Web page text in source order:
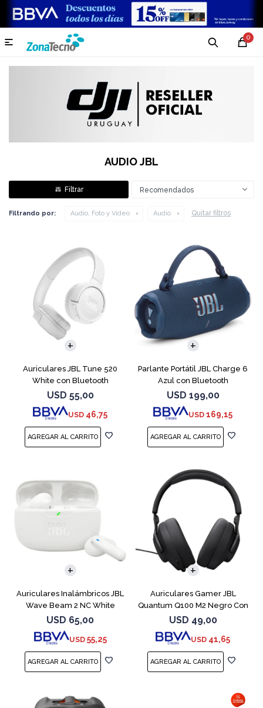
0

AUDIO JBL
Recomendados
Filtrando por: Audio, Foto y Video Audio Quitar filtros
Auriculares JBL Tune 520
White con Bluetooth
USD 55,00
USD 46,75
Parlante Portátil JBL Charge 6
Azul con Bluetooth
USD 199,00
USD 169,15
Auriculares Inalámbricos JBL
Wave Beam 2 NC White
USD 65,00
USD 55,25
Auriculares Gamer JBL
Quantum Q100 M2 Negro Con
Micrófono
USD 49,00
USD 41,65